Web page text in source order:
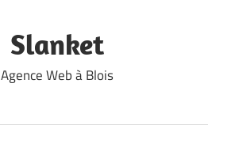
Slanket
Agence Web à Blois